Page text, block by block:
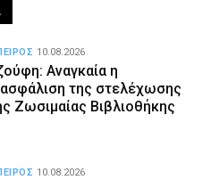
Αναγκαία η
της στελέχωσης
Ζωσιμαίας Βιβλιοθήκης
10.08.2026
10.08.2026